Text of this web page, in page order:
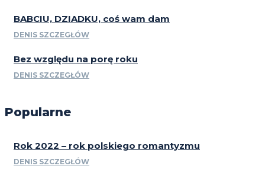
BABCIU, DZIADKU, coś wam dam
DENIS SZCZEGŁÓW
Bez względu na porę roku
DENIS SZCZEGŁÓW
Popularne
Rok 2022 – rok polskiego romantyzmu
DENIS SZCZEGŁÓW